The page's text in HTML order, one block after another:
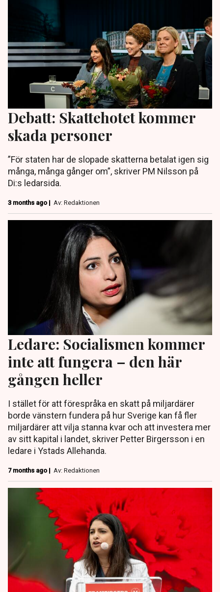
Debatt: Skattehotet kommer
skada personer
”För staten har de slopade skatterna betalat igen sig
många, många gånger om”, skriver PM Nilsson på
Di:s ledarsida.
3 months ago | Av: Redaktionen
Ledare: Socialismen kommer
inte att fungera – den här
gången heller
I stället för att förespråka en skatt på miljardärer
borde vänstern fundera på hur Sverige kan få fler
miljardärer att vilja stanna kvar och att investera mer
av sitt kapital i landet, skriver Petter Birgersson i en
ledare i Ystads Allehanda.
7 months ago | Av: Redaktionen